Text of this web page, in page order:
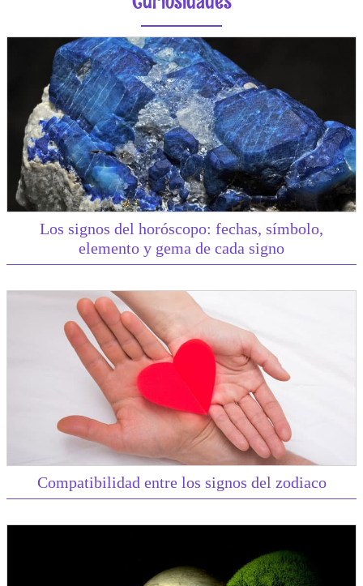
Los signos del horóscopo: fechas, símbolo,
elemento y gema de cada signo
Compatibilidad entre los signos del zodiaco